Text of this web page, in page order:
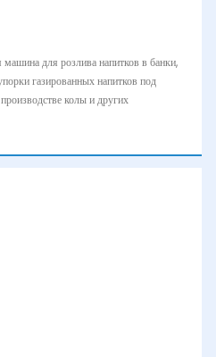
для розлива напитков в банки,
газированных напитков под
колы и других